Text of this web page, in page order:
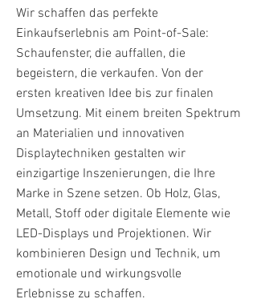
Wir schaffen das perfekte
Einkaufserlebnis am Point-of-Sale:
Schaufenster, die auffallen, die
begeistern, die verkaufen. Von der
ersten kreativen Idee bis zur finalen
Umsetzung. Mit einem breiten Spektrum
an Materialien und innovativen
Displaytechniken gestalten wir
einzigartige Inszenierungen, die Ihre
Marke in Szene setzen. Ob Holz, Glas,
Metall, Stoff oder digitale Elemente wie
LED-Displays und Projektionen. Wir
kombinieren Design und Technik, um
emotionale und wirkungsvolle
Erlebnisse zu schaffen.